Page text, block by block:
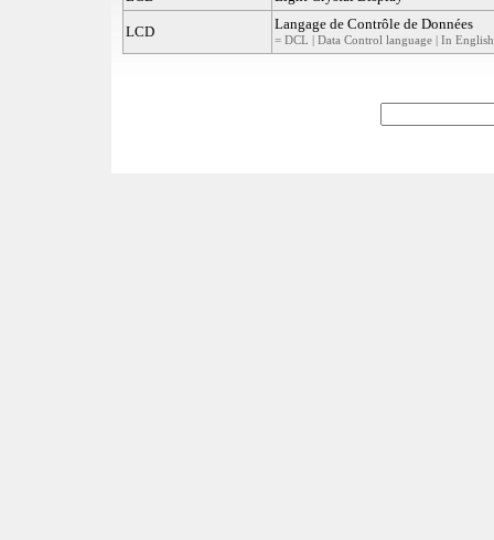
LCD Langage de Contrôle de Données
= DCL | Data Control language | In English